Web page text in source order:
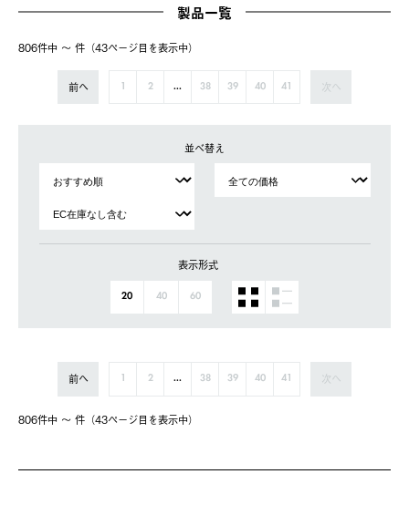
製品一覧
806件中 〜 件（43ページ⽬を表⽰中）
前へ 2 ... 38 39 40 41 次へ
並べ替え
表示形式
20 40 60
806件中 〜 件（43ページ⽬を表⽰中）
前へ 1 2 ... 38 39 40 41 次へ